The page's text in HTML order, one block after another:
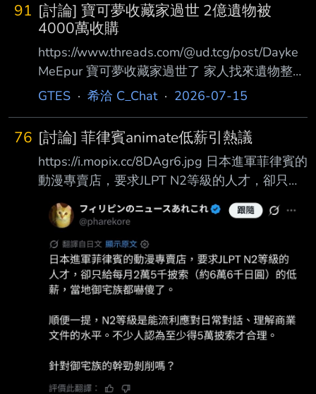
91 [討論] 寶可夢收藏家過世 2億遺物被
4000萬收購
https://www.threads.com/@ud.tcg/post/Dayke
MeEpur 寶可夢收藏家過世了 家人找來遺物整理
公司清理 整理出大量未開封古早卡牌 現在價值
4000萬收購 導致炎上了 後來店家看炎上又補充
是在近期漲價前收購的 當時市價沒那麼高 我覺
得大批收購價格本來就比較低 對遺屬來說 4000
萬也可以接受吧？ --
GTES · 希洽 C_Chat· 2026-07-15
76 [討論] 菲律賓animate低薪引熱議
https://i.mopix.cc/8DAgr6.jpg 日本進軍菲律賓的
動漫專賣店，要求JLPT N2等級的人才，卻只給
每月2萬5千披索（約6萬 6千日圓）的低薪，當
地御宅族都嚇傻了。 順便一提，N2等級是能流
利應對日常對話、理解商業文件的水平。不少人
認為至少得5萬 披索才合理。 才一萬三台幣，不
如來台灣當外勞？ --